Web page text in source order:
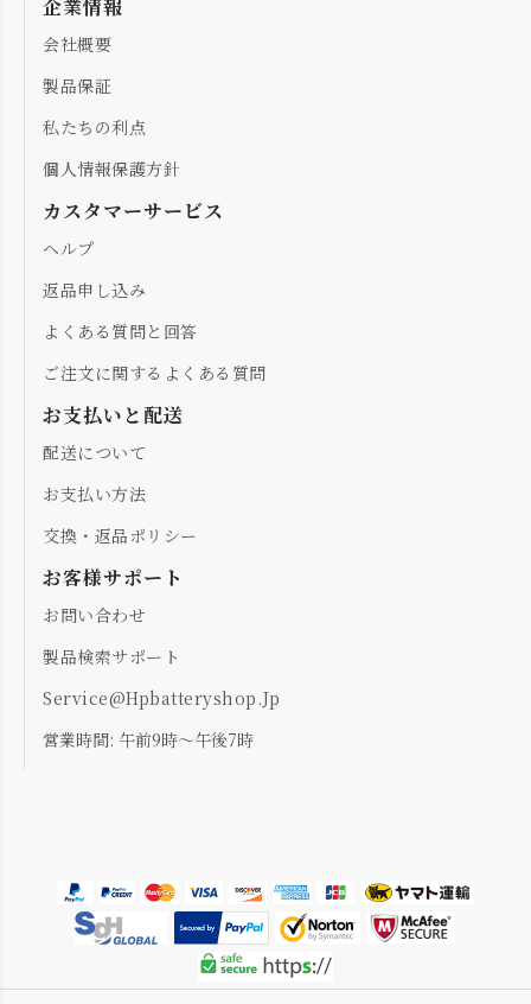
企業情報
会社概要
製品保証
私たちの利点
個人情報保護方針
カスタマーサービス
ヘルプ
返品申し込み
よくある質問と回答
ご注文に関するよくある質問
お支払いと配送
配送について
お支払い方法
交換・返品ポリシー
お客様サポート
お問い合わせ
製品検索サポート
Service@hpbatteryshop.jp
営業時間: 午前9時～午後7時